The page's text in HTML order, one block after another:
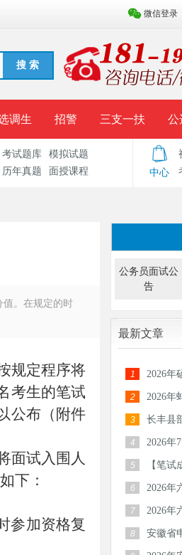
微信登录
搜 索
调生 招警 三支一扶 公
公示 考试题库 辅导资料
考试题库
模拟试题
历年真题
面授课程 中心
值。在规定的时
规定程序将
考生的笔试
公布（附件
面试入围人
下 ：
参加资格复
公务员面试公
告
最新文章
1
2026年
员公告
2
2026年
30人公
3
长丰县
区）后备
4 2026年
5
【笔
公开招
6
2026年
告
7
2026年
聘工作
8
安徽省